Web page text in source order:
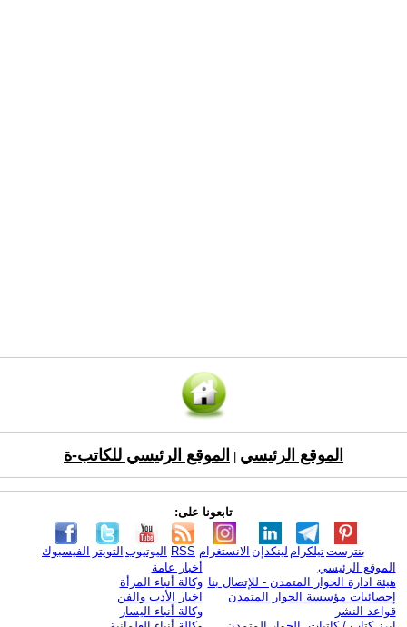
الموقع الرئيسي الموقع الرئيسي للكاتب-ة
تابعونا على:
الفيسبوك التويتر اليوتيوب RSS الانستغرام لينكدإن تيلكرامبنترست
الموقع الرئيسي
هيئة ادارة الحوار المتمدن - للإتصال بنا
إحصائيات مؤسسة الحوار المتمدن
قواعد النشر
أخبار عامة
وكالة أنباء المرأة
اخبار الأدب والفن
وكالة أنباء اليسار